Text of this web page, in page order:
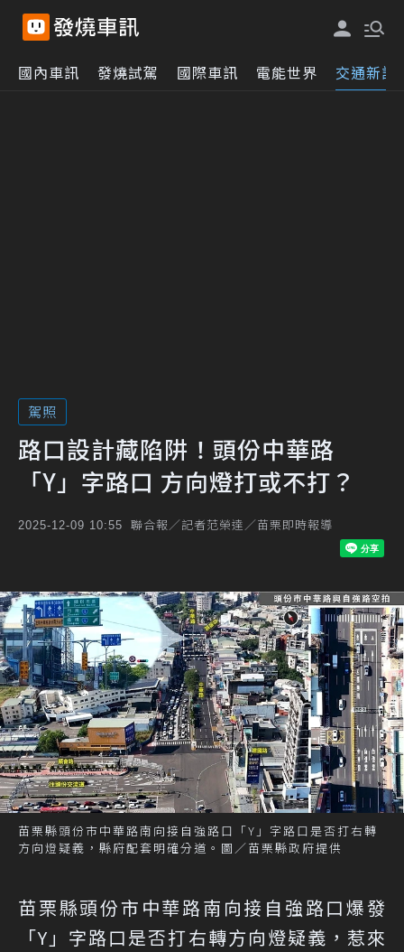
國內車訊 發燒試駕 國際車訊 電能世界 交通新訊
駕照
路口設計藏陷阱！頭份中華路
「Y」字路口 方向燈打或不打？
2025-12-09 10:55 聯合報／記者范榮達／苗栗即時報導
苗栗縣頭份市中華路南向接自強路口「Y」字路口是否打右轉
方向燈疑義，縣府配套明確分道。圖／苗栗縣政府提供
苗栗縣頭份市中華路南向接自強路口爆發
「Y」字路口是否打右轉方向燈疑義，惹來